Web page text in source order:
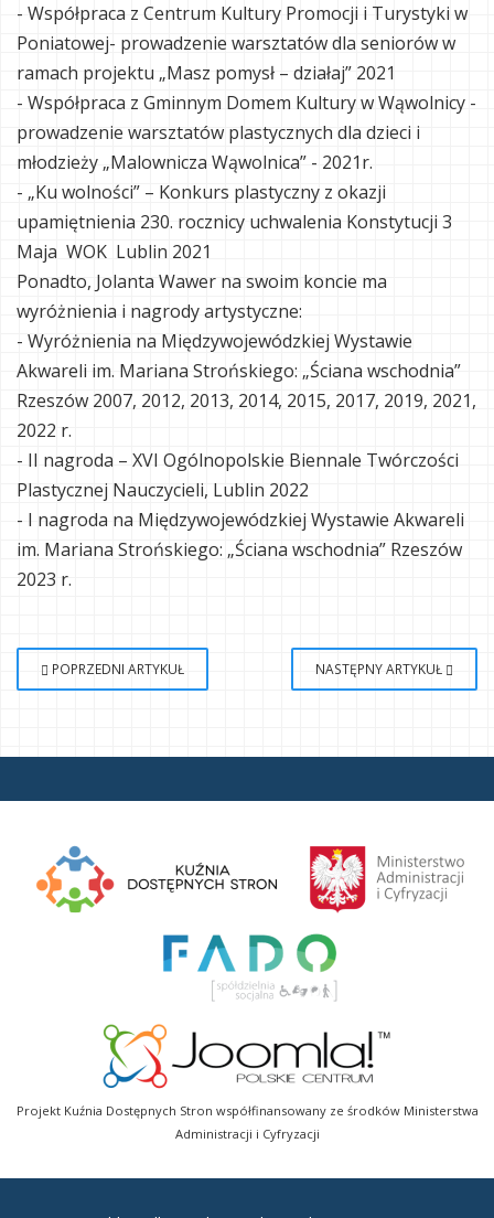
- Współpraca z Centrum Kultury Promocji i Turystyki w
Poniatowej- prowadzenie warsztatów dla seniorów w
ramach projektu „Masz pomysł – działaj” 2021
- Współpraca z Gminnym Domem Kultury w Wąwolnicy -
prowadzenie warsztatów plastycznych dla dzieci i
młodzieży „Malownicza Wąwolnica” - 2021r.
- „Ku wolności” – Konkurs plastyczny z okazji
upamiętnienia 230. rocznicy uchwalenia Konstytucji 3
Maja WOK Lublin 2021
Ponadto, Jolanta Wawer na swoim koncie ma
wyróżnienia i nagrody artystyczne:
- Wyróżnienia na Międzywojewódzkiej Wystawie
Akwareli im. Mariana Strońskiego: „Ściana wschodnia”
Rzeszów 2007, 2012, 2013, 2014, 2015, 2017, 2019, 2021,
2022 r.
- II nagroda – XVI Ogólnopolskie Biennale Twórczości
Plastycznej Nauczycieli, Lublin 2022
- I nagroda na Międzywojewódzkiej Wystawie Akwareli
im. Mariana Strońskiego: „Ściana wschodnia” Rzeszów
2023 r.
POPRZEDNI ARTYKUŁ NASTĘPNY ARTYKUŁ
Projekt Kuźnia Dostępnych Stron współfinansowany ze środków Ministerstwa
Administracji i Cyfryzacji